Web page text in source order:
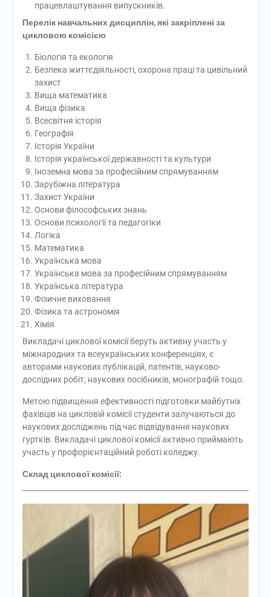
працевлаштування випускників.
Перелік навчальних дисциплін, які закріплені за
цикловою комісією
Біологія та екологія
Безпека життєдіяльності, охорона праці та цивільний
захист
Вища математика
Вища фізика
Всесвітня історія
Географія
Історія України
Історія української державності та культури
Іноземна мова за професійним спрямуванням
Зарубіжна література
Захист України
Основи філософських знань
Основи психології та педагогіки
Логіка
Математика
Українська мова
Українська мова за професійним спрямуванням
Українська література
Фізичне виховання
Фізика та астрономія
Хімія
Викладачі циклової комісії беруть активну участь у
міжнародних та всеукраїнських конференціях, є
авторами наукових публікацій, патентів, науково-
дослідних робіт, наукових посібників, монографій тощо.
Метою підвищення ефективності підготовки майбутніх
фахівців на цикловій комісії студенти залучаються до
наукових досліджень під час відвідування наукових
гуртків. Викладачі циклової комісії активно приймають
участь у профорієнтаційний роботі коледжу.
Склад циклової комісії: